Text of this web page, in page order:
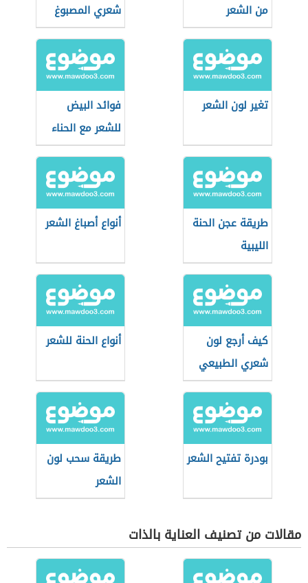
من الشعر
شعري المصبوغ
تغير لون الشعر
فوائد البيض
للشعر مع الحناء
طريقة عجن الحنة
الليبية
أنواع أصباغ الشعر
كيف أرجع لون
شعري الطبيعي
أنواع الحنة للشعر
بودرة تفتيح الشعر
طريقة سحب لون
الشعر
مقالات من تصنيف العناية بالذات